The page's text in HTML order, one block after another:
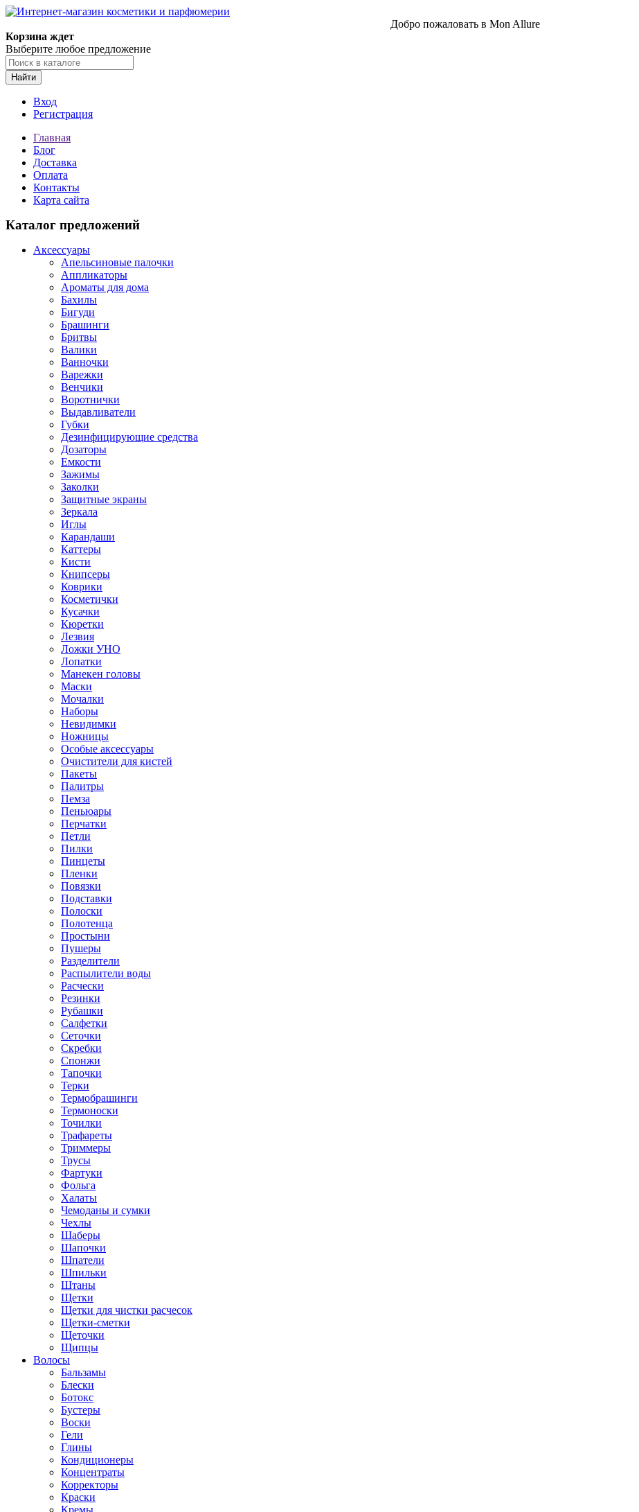
Добро пожаловать в Mon Allure
Корзина ждет
Выберите любое предложение
Найти
Вход
Регистрация
Главная
Блог
Доставка
Оплата
Контакты
Карта сайта
Каталог предложений
Аксессуары
Апельсиновые палочки
Аппликаторы
Ароматы для дома
Бахилы
Бигуди
Брашинги
Бритвы
Валики
Ванночки
Варежки
Венчики
Воротнички
Выдавливатели
Губки
Дезинфицирующие средства
Дозаторы
Емкости
Зажимы
Заколки
Защитные экраны
Зеркала
Иглы
Карандаши
Каттеры
Кисти
Книпсеры
Коврики
Косметички
Кусачки
Кюретки
Лезвия
Ложки УНО
Лопатки
Манекен головы
Маски
Мочалки
Наборы
Невидимки
Ножницы
Особые аксессуары
Очистители для кистей
Пакеты
Палитры
Пемза
Пеньюары
Перчатки
Петли
Пилки
Пинцеты
Пленки
Повязки
Подставки
Полоски
Полотенца
Простыни
Пушеры
Разделители
Распылители воды
Расчески
Резинки
Рубашки
Салфетки
Сеточки
Скребки
Спонжи
Тапочки
Терки
Термобрашинги
Термоноски
Точилки
Трафареты
Триммеры
Трусы
Фартуки
Фольга
Халаты
Чемоданы и сумки
Чехлы
Шаберы
Шапочки
Шпатели
Шпильки
Штаны
Щетки
Щетки для чистки расчесок
Щетки-сметки
Щеточки
Щипцы
Волосы
Бальзамы
Блески
Ботокс
Бустеры
Воски
Гели
Глины
Кондиционеры
Концентраты
Корректоры
Краски
Кремы